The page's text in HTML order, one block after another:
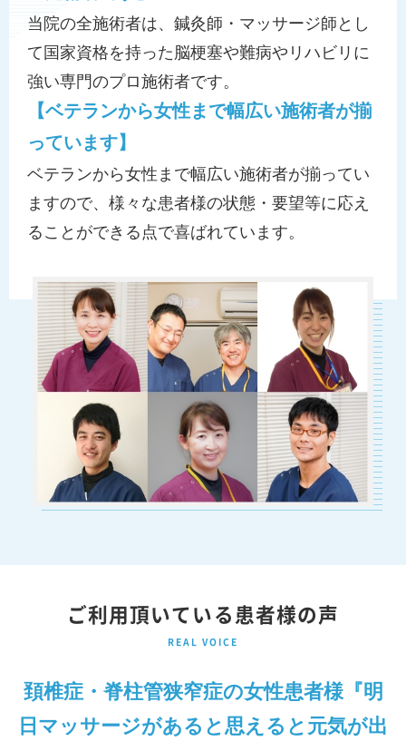
当院の全施術者は、鍼灸師・マッサージ師とし
て国家資格を持った脳梗塞や難病やリハビリに
強い専門のプロ施術者です。
【ベテランから女性まで幅広い施術者が揃
っています】
ベテランから女性まで幅広い施術者が揃ってい
ますので、様々な患者様の状態・要望等に応え
ることができる点で喜ばれています。
ご利用頂いている患者様の声
REAL VOICE
頚椎症・脊柱管狭窄症の女性患者様『明
日マッサージがあると思えると元気が出